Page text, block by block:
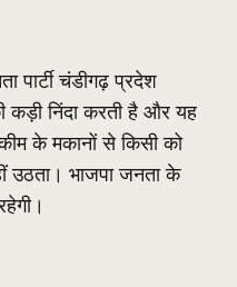
पार्टी चंडीगढ़ प्रदेश
कड़ी निंदा करती है और यह
के मकानों से किसी को
उठता। भाजपा जनता के